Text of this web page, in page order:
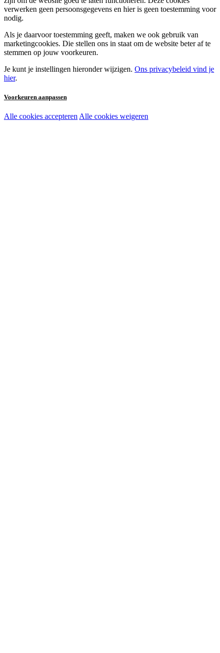
verwerken geen persoonsgegevens en hier is geen toestemming voor
nodig.
Als je daarvoor toestemming geeft, maken we ook gebruik van
marketingcookies. Die stellen ons in staat om de website beter af te
stemmen op jouw voorkeuren.
Je kunt je instellingen hieronder wijzigen. Ons privacybeleid vind je
hier.
Voorkeuren aanpassen
Noodzakelijke cookies:
Alle cookies accepteren Alle cookies weigeren